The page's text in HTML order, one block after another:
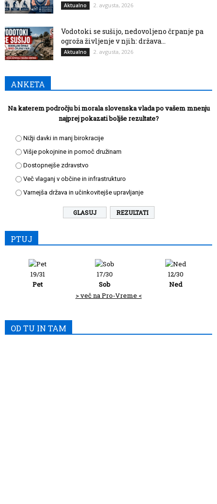
Aktualno 2. avgusta, 2026
Vodotoki se sušijo, nedovoljeno črpanje pa
ogroža življenje v njih: država...
Aktualno 2. avgusta, 2026
ANKETA
Na katerem področju bi morala slovenska vlada po vašem mnenju
najprej pokazati boljše rezultate?
Nižji davki in manj birokracije
Višje pokojnine in pomoč družinam
Dostopnejše zdravstvo
Več vlaganj v občine in infrastrukturo
Varnejša država in učinkovitejše upravljanje
REZULTATI
PTUJ
19/31
Pet
17/30
Sob
12/30
Ned
> več na Pro-Vreme <
OD TU IN TAM